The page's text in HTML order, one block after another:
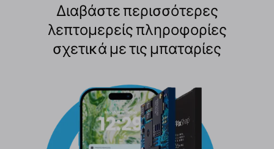
Διαβάστε περισσότερες
λεπτομερείς πληροφορίες
σχετικά με τις μπαταρίες